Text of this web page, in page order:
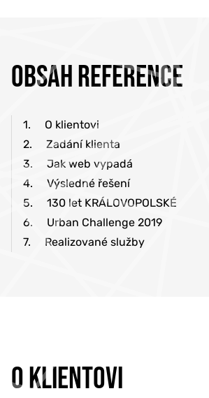
OBSAH REFERENCE
1.
O klientovi
2.
Zadání klienta
3.
Jak web vypadá
4.
Výsledné řešení
5.
130 let KRÁLOVOPOLSKÉ
6.
Urban Challenge 2019
7.
Realizované služby
O KLIENTOVI